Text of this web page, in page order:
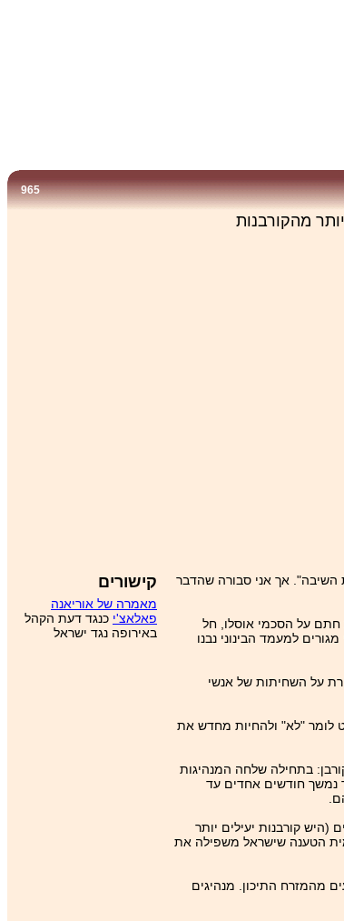
965
מהקורבנות
השיבה". אך אני סבורה שהדבר
חתם על הסכמי אוסלו, חל
למעמד הבינוני נבנו
על השחיתות של אנשי
לומר "לא" ולהחיות מחדש את
בתחילה שלחה המנהיגות
נמשך חודשים אחדים עד
קורבנות יעילים יותר
הטענה שישראל משפילה את
מהמזרח התיכון. מנהיגים
קישורים
מאמרה של אוריאנה
פאלאצ'י כנגד דעת הקהל
באירופה נגד ישראל